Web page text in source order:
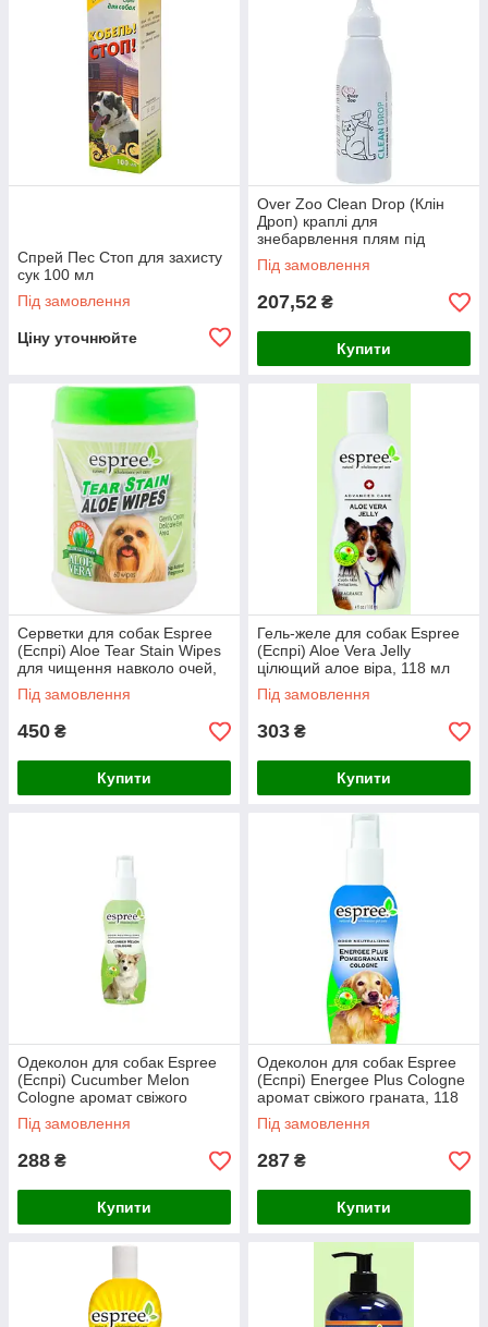
Спрей Пес Стоп для захисту
сук 100 мл
Під замовлення
Ціну уточнюйте
Over Zoo Clean Drop (Клін
Дроп) краплі для
знебарвлення плям під
очима 60 мл
Під замовлення
207,52 ₴
Купити
Серветки для собак Espree
(Еспрі) Aloe Tear Stain Wipes
для чищення навколо очей,
60 шт
Під замовлення
450 ₴
Купити
Гель-желе для собак Espree
(Еспрі) Aloe Vera Jelly
цілющий алое віра, 118 мл
Під замовлення
303 ₴
Купити
Одеколон для собак Espree
(Еспрі) Cucumber Melon
Cologne аромат свіжого
огірка і дині, 118 мл
Під замовлення
288 ₴
Купити
Одеколон для собак Espree
(Еспрі) Energee Plus Cologne
аромат свіжого граната, 118
мл
Під замовлення
287 ₴
Купити